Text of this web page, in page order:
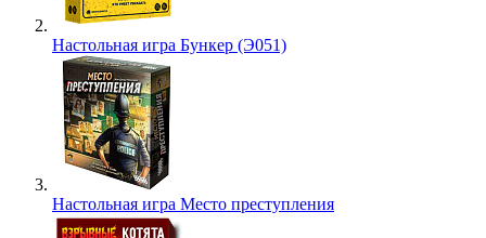
Настольная игра Бункер (Э051)
Настольная игра Место преступления